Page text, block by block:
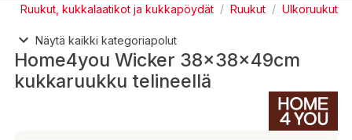
Ruukut, kukkalaatikot ja kukkapöydät / Ruukut / Ulkoruukut
Näytä kaikki kategoriapolut
Home4you Wicker 38x38x49cm
kukkaruukku telineellä